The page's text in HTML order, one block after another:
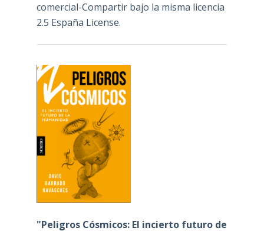
comercial-Compartir bajo la misma licencia
2.5 España License.
"Peligros Cósmicos: El incierto futuro de